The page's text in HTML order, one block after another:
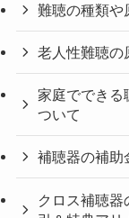
難聴の種類や
老人性難聴の
家庭でできる
ついて
補聴器の補助
クロス補聴